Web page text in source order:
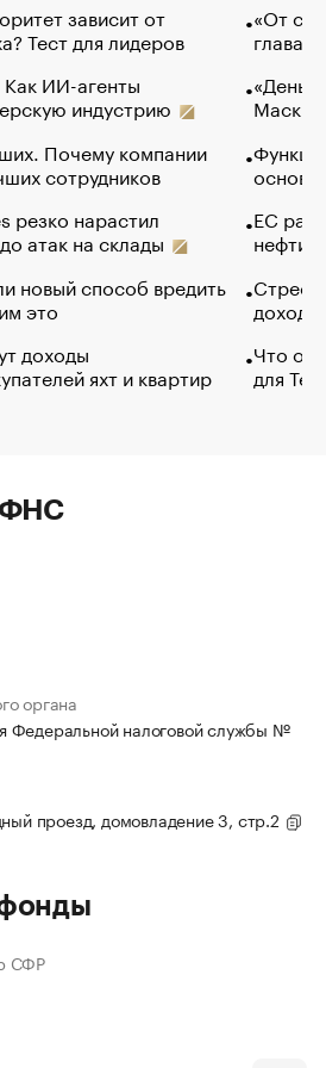
зависит от
Тест для лидеров
ИИ-агенты
индустрию
Почему компании
сотрудников
резко нарастил
атак на склады
новый способ вредить
это
доходы
яхт и квартир
«От
глава
Маск в
основ
ЕС
нефти
Что
для
ФНС
органа
Федеральной налоговой службы №
проезд, домовладение 3, стр.2
СФР